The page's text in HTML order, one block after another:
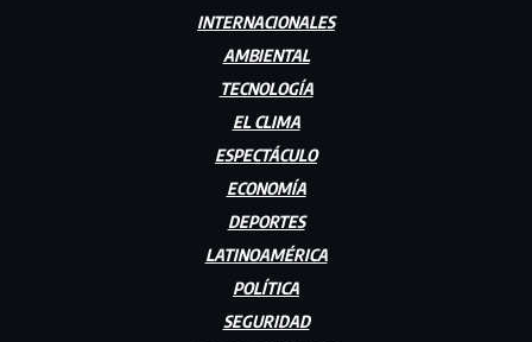
INTERNACIONALES
AMBIENTAL
TECNOLOGÍA
EL CLIMA
ESPECTÁCULO
ECONOMÍA
DEPORTES
LATINOAMÉRICA
POLÍTICA
SEGURIDAD